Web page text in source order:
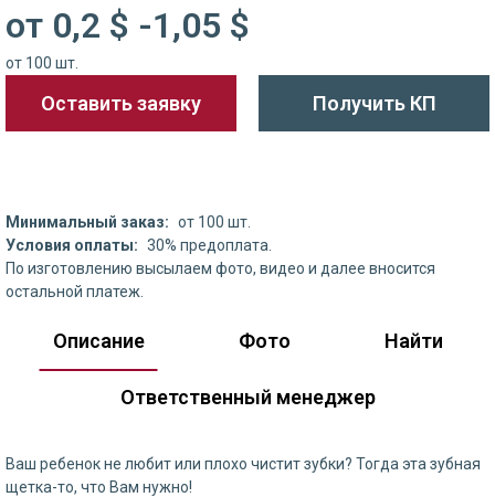
от 0,2 $ -1,05 $
от 100 шт.
Оставить заявку Получить КП
Минимальный заказ: от 100 шт.
Условия оплаты: 30% предоплата.
По изготовлению высылаем фото, видео и далее вносится
остальной платеж.
Описание Фото Найти
Ответственный менеджер
Ваш ребенок не любит или плохо чистит зубки? Тогда эта зубная
щетка-то, что Вам нужно!